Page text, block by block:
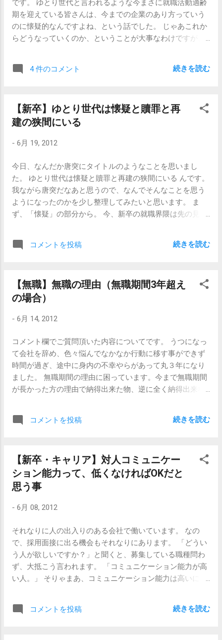
よ 素晴らしきこの世界 オレはいつでも ム
キムキムキムキになる どうでもいいことで
も ムキムキムキムキになる 口から泡とば
し ムキムキムキムキになる 大事なことな
ら怒った顔へ 感情の津波が波止場をおそ
らしきこの世界 オレはいつでも ムキムキ
ムキムキになる くだらないことでも ムキ
ムキムキムキになる どうでもいいことで
ふれるエネルギー あらゆる困難もぶちこ
わし進むよ 悟り顔の若年寄にケリを入れ
て バネをきかせて世界を変えるよ 素晴ら
しきこの世界 ー...
80％の人達が土台になっている 、という言い方がしっくり
きます。 だから、「企業の中にも2：8の法則が存在する。
20％の社員が収益の80％を生み出している。君たちはその
20％にならなくてはいけない。」といったような話は実に
る仕事が実に評価されづらいもので、気持ちが腐りそうだ
ったとしたら、あなた自身の力で80％の利益を生み出して
いるのではなく、実際は残り80％の人々の礎の上にそれが
昔は、「自分はニハチの法則で言うと、二のほうだな、へ
へ」とか思ってたんですけどね。 【関連記事】 【新卒・キ
ャリア】私は自分が思っていたほど優秀ではなかった 【キ
ャリア】転職したら、以前ほど活躍できていない自分
です。 ゆとり世代と言われるような今まさに就職活動適齢
期を迎えている皆さんは、今までの企業のあり方っていう
のに懐疑的なんですよね、という話でした。 じゃあこれか
らどうなっていくのか、ということが大事なわけですが、
「はるき悦巳」のようなかっこよさが主流になっていくの
ではないかと思うのです。 経済が上向いていて何事も「右
が、だけど上の年代がつかえているせいで雇用のチャンス
は平等ではありません。 単に横ばいになるだけであれば、
抜けないから補充もされないわけです。 仕事がよりどりみ
ことについて頭を悩ませることができますが、選べない状
態になってくると、生きていくための糧として「仕事は仕
事」として保持しつつ、それ以外の部分に生き甲斐や自分
らしさを求めて行くようになるのが必然だと思うからで
す。 たくさんの洋服があれば、その中で何を着ようかと迷
かないのであれば、他の要素で個性を出すしかないの状況
と似たようなものだとイメージしてください。 だからこ
な風に仕事をしていきたいか」と問われても、どうもピン
とはこないわけです。 そういう世代の人たちが社会の中の
再建されていくはずなのですが、そういった価値の転換に
はもうしばらく時間がかかるだろうと思います。 タイトル
にあえて「贖罪」という言葉を使ったのは、その価値の転
換の中で、負ってもいない罪に対して罪滅ぼしをしていく
ことになるんだよなあ、きっと、と思ったからです。 私個
人は、団塊の世代でもなければゆとり世代でもないので、
揺れ動きながら「これから先、どういうスタンスで仕事し
りしています。 まとまりません...
4 件のコメント 続きを読む
【新卒】ゆとり世代は懐疑と贖罪と再
建の狭間にいる
- 6月 19, 2012
今日、なんだか唐突にタイトルのようなことを思いまし
た。 ゆとり世代は懐疑と贖罪と再建の狭間にいる んです。
我ながら唐突だなあと思うので、なんでそんなことを思う
ようになったのかを少し整理してみたいと思います。 ま
ず、「懐疑」の部分から。 今、新卒の就職界隈は先の見え
「新卒の採用控え」状態に入っていて、内定がでないこと
は「いい学生がいない」と嘆いています。採用意欲はある
し人材は欲しいけど、求めるような学生の数が少ない、と
いていますが、企業側が目指しているものと新卒人材が目
ない状態になっているわけです。 企業は、この苦しい中で
も状況を打開して光明を見いだしてくれるようなアグレッ
シブな人材を求めていますが、学生さんは、この苦しい状
況が20年30年続くかもしれないことを想定して、安定した
堅実な仕事を求めています。 もちろんそうではない企業も
んだか色んなところからそんな空気が感じられます。 つま
ないかと思うのです。 これはまったくその通りです。 新卒
で採用した後、その社員を一生面倒見れる体力のある企業
は本当に少なくなりましたし、仮に今そうであったとして
はどうなっているのか全くわからないのだということを、
企業が思い描く理想の新卒者を目指して、なりふり構わず
頑張るには、不安要素が大きすぎるのです。そのために
（今の）自分を捨てたからって、一生涯の生活が保証され
るとは限らないのですから。 だからこそ、新卒さんたち
は、今の企業のあり方や将来性に100％の信頼を置けていな
コメントを投稿 続きを読む
【無職】無職の理由（無職期間3年超え
の場合）
- 6月 14, 2012
コメント欄でご質問頂いた内容についてです。 うつになっ
て会社を辞め、色々悩んでなかなか行動に移す事ができず
時間が過ぎ、途中に身内の不幸やらがあって丸３年になり
ました。 無職期間の理由に困っています。今まで無職期間
が長かった方の理由で納得出来た物、逆に全く納得出来な
メント頂いた内容から抜粋。 職歴があるけれども数年就職
戦線から遠ざかっていた方向けの内容です。 今までに面接
よな」と感じた無職の理由を総合すると、以下の3つあたり
の内容が納得感があります。 生活には困っていなかった。
これはなかなかパンチがあります。働かなかった理由の一
能性があるので、何かの理由のあとに「父親もまだ健在で
したし、両親も自分が家にいることを歓迎していました
し…。」みたいなニュアンスで付け加えると説得力がありま
す。 「ああ、結構いい家庭の子なのね。」と受け取られま
すので、そのあたりの齟齬が無ければ使えます。男性より
は女性、それも20代の女性であれば納得しやすい内容で
囲が助かった。 これも ニュアンスが少し難しくはありま
すが、納得はしやすいです。例えば、家族の中に入院して
コメントを投稿 続きを読む
【新卒・キャリア】対人コミュニケー
ション能力って、低くなければOKだと
思う事
- 6月 08, 2012
それなりに人の出入りのある会社で働いています。 なの
で、採用面接に出る機会もそれなりにあります。 「どうい
う人が欲しいですか？」と聞くと、募集している職種問わ
ず、大抵こう言われます。 「コミュニケーション能力が高
い人。」 そりゃまあ、コミュニケーション能力は高いにこ
力が高い」というのは一般的な意味でのコミュニケーショ
コメントを投稿 続きを読む